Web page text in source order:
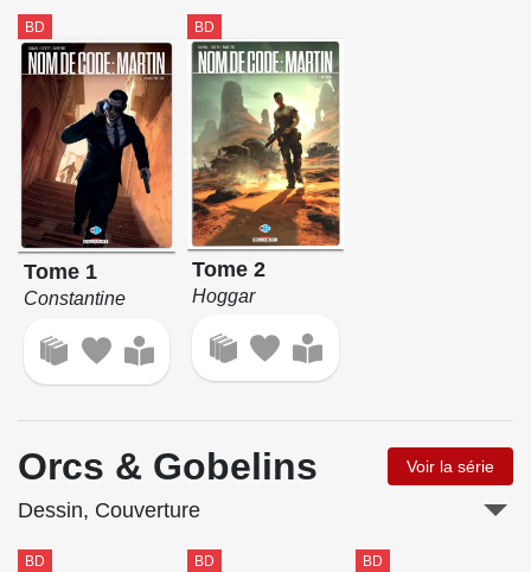
BD
Tome 1
Constantine
BD
Tome 2
Hoggar
Orcs & Gobelins Voir la série
Dessin, Couverture
BD BD BD